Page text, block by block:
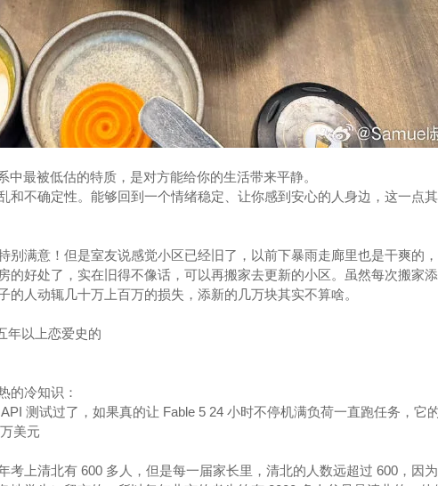
中最被低估的特质，是对方能给你的生活带来平静。
和不确定性。能够回到一个情绪稳定、让你感到安心的人身边，这一点
别满意！但是室友说感觉小区已经旧了，以前下暴雨走廊里也是干爽的
的好处了，实在旧得不像话，可以再搬家去更新的小区。虽然每次搬家
的人动辄几十万上百万的损失，添新的几万块其实不算啥。
年以上恋爱史的
的冷知识：
测试过了，如果真的让 Fable 5 24 小时不停机满负荷一直跑任务，它
美元
考上清北有 600 多人，但是每一届家长里，清北的人数远超过 600，因